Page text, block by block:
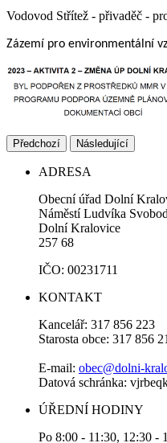
Vodovod Střítež - přivaděč -
Zázemí pro environmentální
Předchozí Následující
ADRESA
Obecní úřad Dolní
Náměstí Ludvíka
Dolní Kralovice
257 68
IČO: 00231711
KONTAKT
Kancelář: 317 856 223
Starosta obce: 317 856
E-mail: obec@dolni-
Datová schránka:
ÚŘEDNÍ HODINY
Po 8:00 - 11:30, 12:30 -